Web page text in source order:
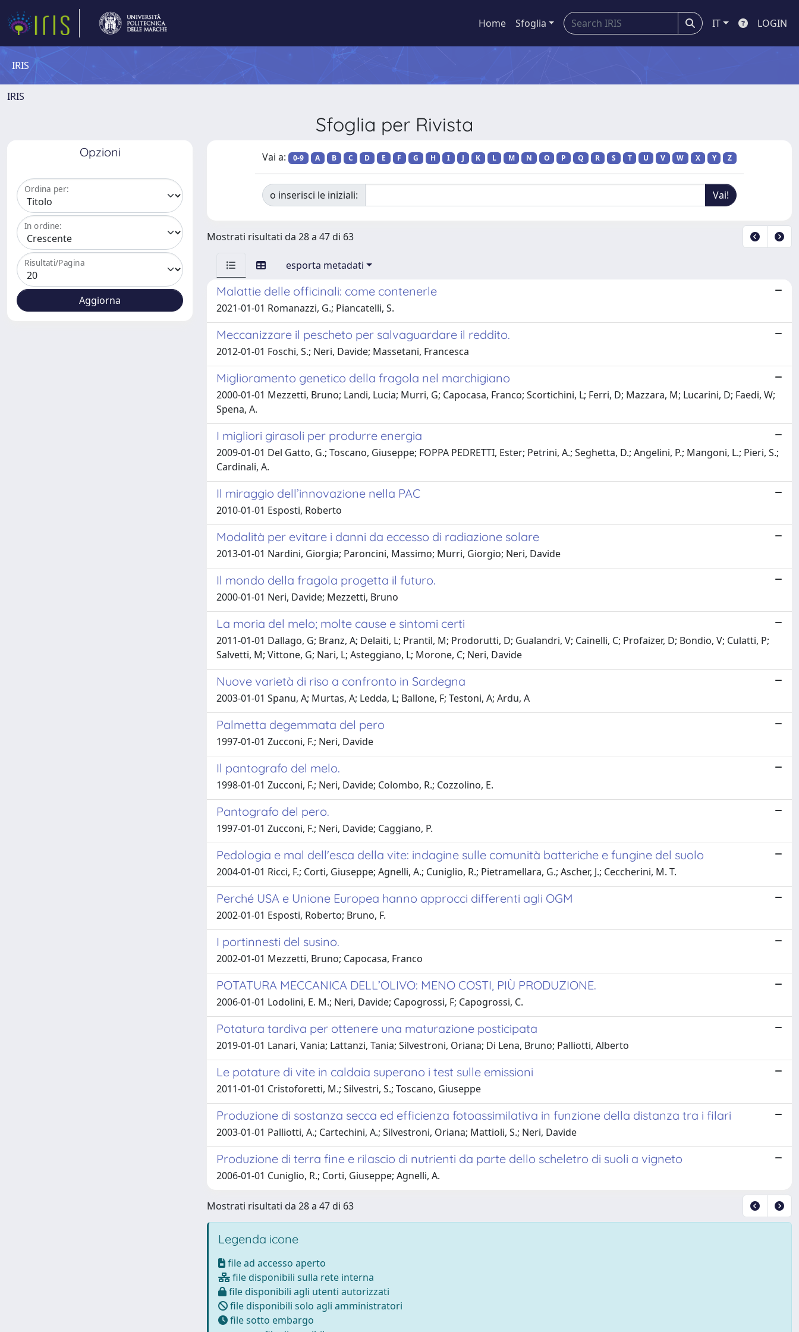
Home Sfoglia IT LOGIN
IRIS
IRIS
Sfoglia per Rivista
Opzioni
Ordina per:
In ordine:
Risultati/Pagina
Vai a: 0-9 A B C D E F G H I J K L M N O P Q R S T U V W X Y Z
o inserisci le iniziali:
Mostrati risultati da 28 a 47 di 63
esporta metadati
Malattie delle officinali: come contenerle
2021-01-01 Romanazzi, G.; Piancatelli, S.
Meccanizzare il pescheto per salvaguardare il reddito.
2012-01-01 Foschi, S.; Neri, Davide; Massetani, Francesca
Miglioramento genetico della fragola nel marchigiano
2000-01-01 Mezzetti, Bruno; Landi, Lucia; Murri, G; Capocasa, Franco; Scortichini, L; Ferri, D; Mazzara, M; Lucarini, D; Faedi, W;
Spena, A.
I migliori girasoli per produrre energia
2009-01-01 Del Gatto, G.; Toscano, Giuseppe; FOPPA PEDRETTI, Ester; Petrini, A.; Seghetta, D.; Angelini, P.; Mangoni, L.; Pieri, S.;
Cardinali, A.
Il miraggio dell’innovazione nella PAC
2010-01-01 Esposti, Roberto
Modalità per evitare i danni da eccesso di radiazione solare
2013-01-01 Nardini, Giorgia; Paroncini, Massimo; Murri, Giorgio; Neri, Davide
Il mondo della fragola progetta il futuro.
2000-01-01 Neri, Davide; Mezzetti, Bruno
La moria del melo; molte cause e sintomi certi
2011-01-01 Dallago, G; Branz, A; Delaiti, L; Prantil, M; Prodorutti, D; Gualandri, V; Cainelli, C; Profaizer, D; Bondio, V; Culatti, P;
Salvetti, M; Vittone, G; Nari, L; Asteggiano, L; Morone, C; Neri, Davide
Nuove varietà di riso a confronto in Sardegna
2003-01-01 Spanu, A; Murtas, A; Ledda, L; Ballone, F; Testoni, A; Ardu, A
Palmetta degemmata del pero
1997-01-01 Zucconi, F.; Neri, Davide
Il pantografo del melo.
1998-01-01 Zucconi, F.; Neri, Davide; Colombo, R.; Cozzolino, E.
Pantografo del pero.
1997-01-01 Zucconi, F.; Neri, Davide; Caggiano, P.
Pedologia e mal dell'esca della vite: indagine sulle comunità batteriche e fungine del suolo
2004-01-01 Ricci, F.; Corti, Giuseppe; Agnelli, A.; Cuniglio, R.; Pietramellara, G.; Ascher, J.; Ceccherini, M. T.
Perché USA e Unione Europea hanno approcci differenti agli OGM
2002-01-01 Esposti, Roberto; Bruno, F.
I portinnesti del susino.
2002-01-01 Mezzetti, Bruno; Capocasa, Franco
POTATURA MECCANICA DELL’OLIVO: MENO COSTI, PIÙ PRODUZIONE.
2006-01-01 Lodolini, E. M.; Neri, Davide; Capogrossi, F; Capogrossi, C.
Potatura tardiva per ottenere una maturazione posticipata
2019-01-01 Lanari, Vania; Lattanzi, Tania; Silvestroni, Oriana; Di Lena, Bruno; Palliotti, Alberto
Le potature di vite in caldaia superano i test sulle emissioni
2011-01-01 Cristoforetti, M.; Silvestri, S.; Toscano, Giuseppe
Produzione di sostanza secca ed efficienza fotoassimilativa in funzione della distanza tra i filari
2003-01-01 Palliotti, A.; Cartechini, A.; Silvestroni, Oriana; Mattioli, S.; Neri, Davide
Produzione di terra fine e rilascio di nutrienti da parte dello scheletro di suoli a vigneto
2006-01-01 Cuniglio, R.; Corti, Giuseppe; Agnelli, A.
Mostrati risultati da 28 a 47 di 63
Legenda icone
file ad accesso aperto
file disponibili sulla rete interna
file disponibili agli utenti autorizzati
file disponibili solo agli amministratori
file sotto embargo